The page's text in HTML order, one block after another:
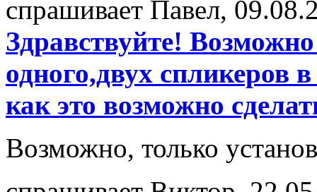
спрашивает Павел,
Здравствуйте!
одного,двух спликеров
как это возможно
Возможно, только